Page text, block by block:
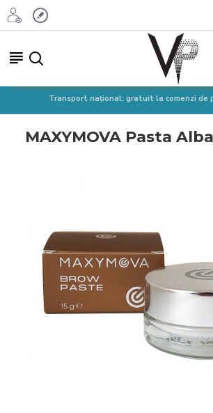
Transport național: gratuit la comenzi de
MAXYMOVA Pasta